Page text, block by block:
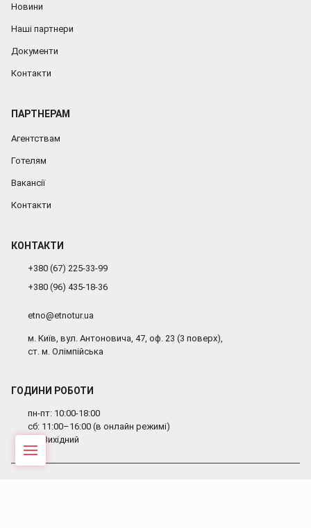
Меню
Новини
Наші партнери
Документи
Контакти
ПАРТНЕРАМ
Агентствам
Готелям
Вакансії
Контакти
КОНТАКТИ
+380 (67) 225-33-99
+380 (96) 435-18-36
etno@etnotur.ua
м. Київ, вул. Антоновича, 47, оф. 23 (3 поверх),
ст. м. Олімпійська
ГОДИНИ РОБОТИ
пн-пт: 10:00-18:00
сб: 11:00–16:00 (в онлайн режимі)
вс: Вихідний